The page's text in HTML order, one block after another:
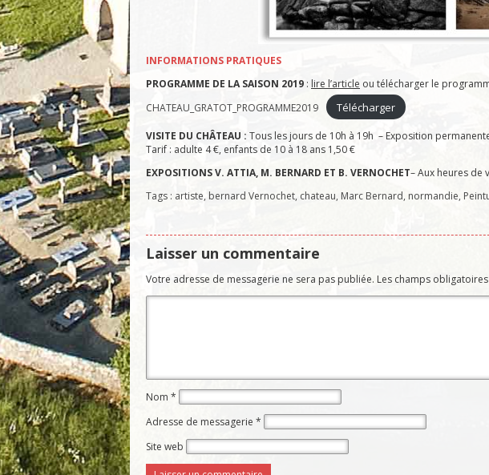
INFORMATIONS PRATIQUES
PROGRAMME DE LA SAISON 2019 : lire l’article ou télécharger le
CHATEAU_GRATOT_PROGRAMME2019
Télécharger
VISITE DU CHÂTEAU : Tous les jours de 10h à 19h – Exposition
Tarif : adulte 4 €, enfants de 10 à 18 ans 1,50 €
EXPOSITIONS V. ATTIA, M. BERNARD ET B. VERNOCHET– Aux heures de
Tags : artiste, bernard Vernochet, chateau, Marc Bernard, normandie,
Laisser un commentaire
Votre adresse de messagerie ne sera pas publiée. Les champs
Nom *
Adresse de messagerie *
Site web